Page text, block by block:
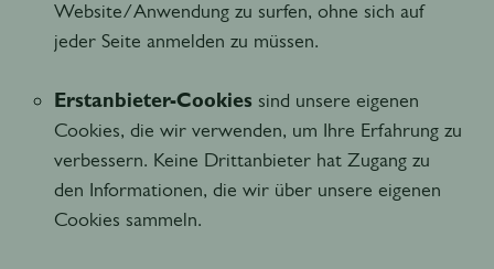
Website/Anwendung zu surfen, ohne sich auf
jeder Seite anmelden zu müssen.
Erstanbieter-Cookies sind unsere eigenen
Cookies, die wir verwenden, um Ihre Erfahrung zu
verbessern. Keine Drittanbieter hat Zugang zu
den Informationen, die wir über unsere eigenen
Cookies sammeln.